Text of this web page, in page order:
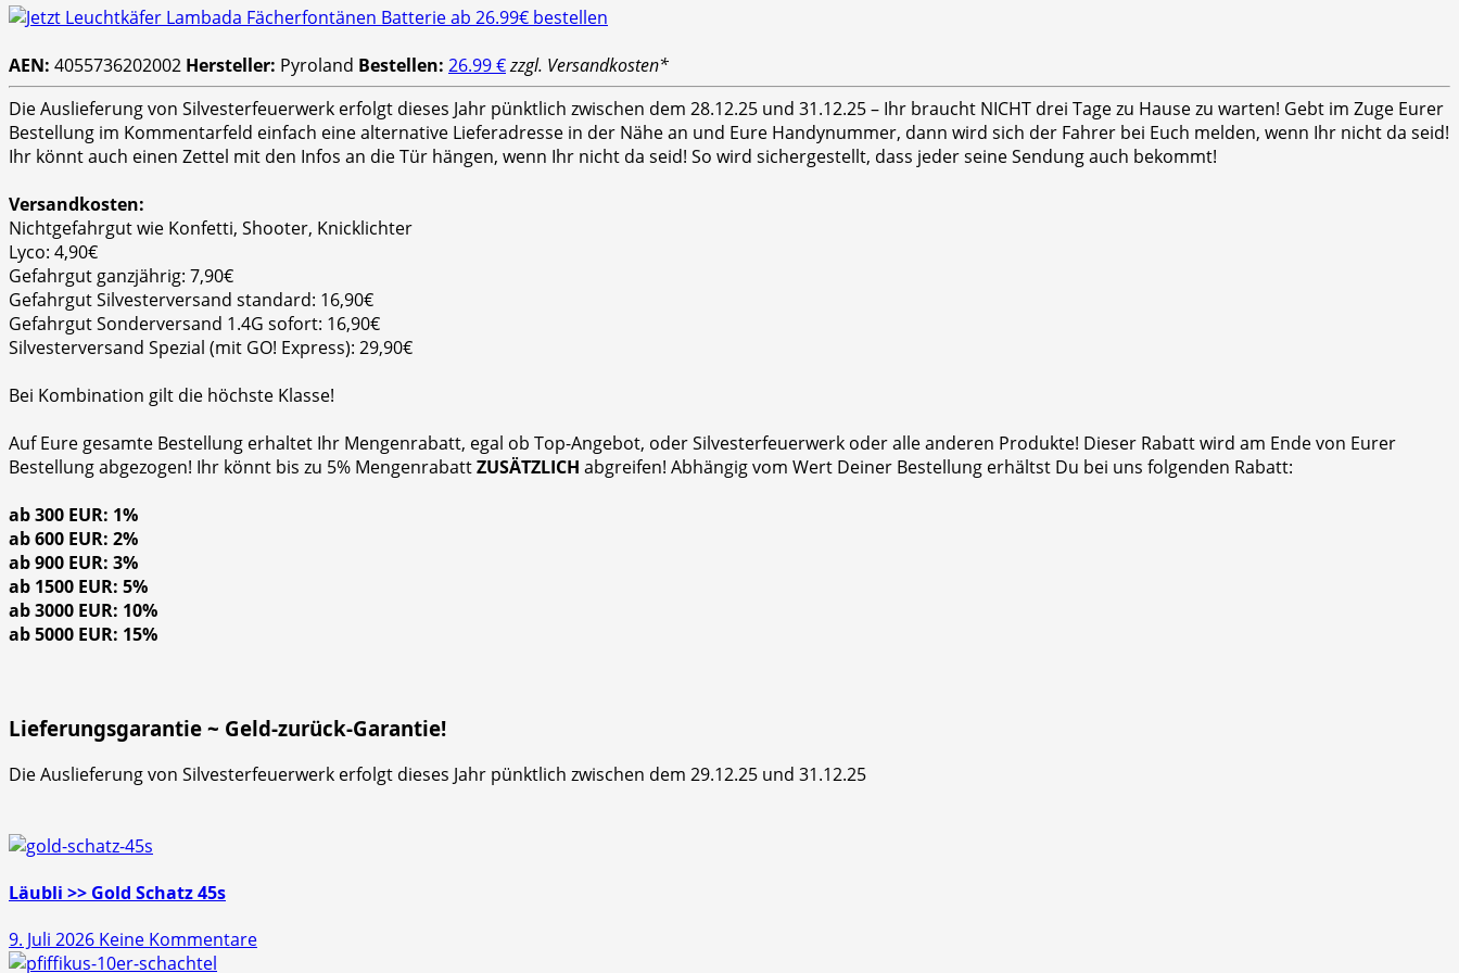
AEN: 4055736202002 Hersteller: Pyroland Bestellen: 26.99 €zzgl. Versandkosten*
Die Auslieferung von Silvesterfeuerwerk erfolgt dieses Jahr pünktlich zwischen dem 28.12.25 und 31.12.25 – Ihr braucht NICHT drei Tage zu Hause zu warten! Gebt im Zuge Eurer
Bestellung im Kommentarfeld einfach eine alternative Lieferadresse in der Nähe an und Eure Handynummer, dann wird sich der Fahrer bei Euch melden, wenn Ihr nicht da seid!
Ihr könnt auch einen Zettel mit den Infos an die Tür hängen, wenn Ihr nicht da seid! So wird sichergestellt, dass jeder seine Sendung auch bekommt!
Versandkosten:
Nichtgefahrgut wie Konfetti, Shooter, Knicklichter
Lyco: 4,90€
Gefahrgut ganzjährig: 7,90€
Gefahrgut Silvesterversand standard: 16,90€
Gefahrgut Sonderversand 1.4G sofort: 16,90€
Silvesterversand Spezial (mit GO! Express): 29,90€
Bei Kombination gilt die höchste Klasse!
Auf Eure gesamte Bestellung erhaltet Ihr Mengenrabatt, egal ob Top-Angebot, oder Silvesterfeuerwerk oder alle anderen Produkte! Dieser Rabatt wird am Ende von Eurer
Bestellung abgezogen! Ihr könnt bis zu 5% MengenrabattZUSÄTZLICH abgreifen! Abhängig vom Wert Deiner Bestellung erhältst Du bei uns folgenden Rabatt:
ab 300 EUR: 1%
ab 600 EUR: 2%
ab 900 EUR: 3%
ab 1500 EUR: 5%
ab 3000 EUR: 10%
ab 5000 EUR: 15%
Lieferungsgarantie ~ Geld-zurück-Garantie!
Die Auslieferung von Silvesterfeuerwerk erfolgt dieses Jahr pünktlich zwischen dem 29.12.25 und 31.12.25
Läubli >> Gold Schatz 45s
9. Juli 2026 Keine Kommentarezu